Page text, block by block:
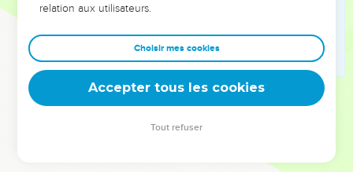
dite par l’intermédiaire d’Élie. Il n’a pas de fils. Son frère
Joram, fils de Josaphat, est devenu roi de Juda.
Les autres actes d’Akazias sont écrits dans « L’Histoire des
rois d’Israël ».
© Société biblique française – Bibli’O, 2000, avec autorisation. Pour vous procurer
relation aux utilisateurs.
Choisir mes cookies
Accepter tous les cookies
Tout refuser